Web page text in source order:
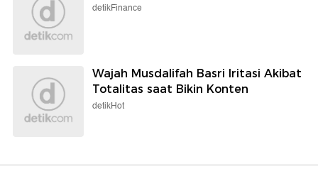
detikFinance
Wajah Musdalifah Basri Iritasi Akibat
Totalitas saat Bikin Konten
detikHot